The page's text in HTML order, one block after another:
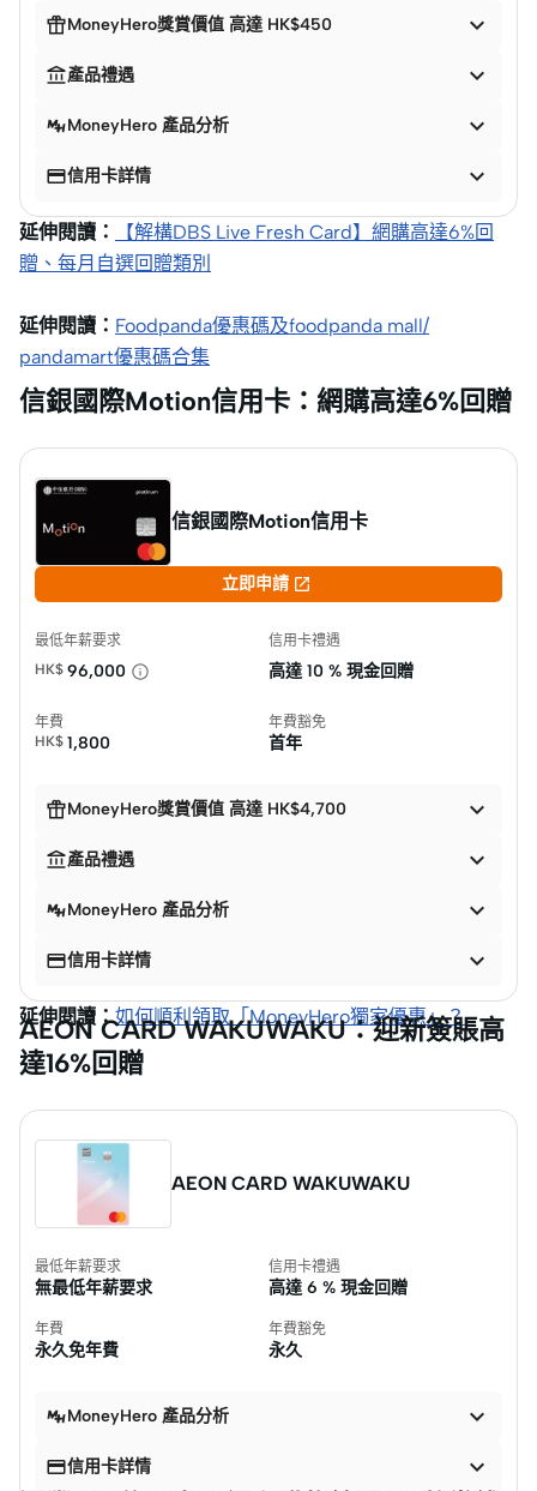
MoneyHero獎賞價值 高達 HK$450 
產品禮遇 
MoneyHero 產品分析 
信用卡詳情 
延伸閱讀：
【解構DBS Live Fresh Card】網購高達6%回
贈、每月自選回贈類別
延伸閱讀： Foodpanda優惠碼及foodpanda mall/
pandamart優惠碼合集
信銀國際Motion信用卡：網購高達6%回贈
信銀國際Motion信用卡
立即申請 
最低年薪要求
HK$ 96,000
信用卡禮遇
高達 10 % 現金回贈
年費
HK$ 1,800
年費豁免
首年
MoneyHero獎賞價值 高達 HK$4,700 
產品禮遇 
MoneyHero 產品分析 
信用卡詳情 
延伸閱讀：如何順利領取「MoneyHero獨家優惠」？
AEON CARD WAKUWAKU：迎新簽賬高
達16%回贈
AEON CARD WAKUWAKU
最低年薪要求
無最低年薪要求
信用卡禮遇
高達 6 % 現金回贈
年費
永久免年費
年費豁免
永久
MoneyHero 產品分析 
信用卡詳情 